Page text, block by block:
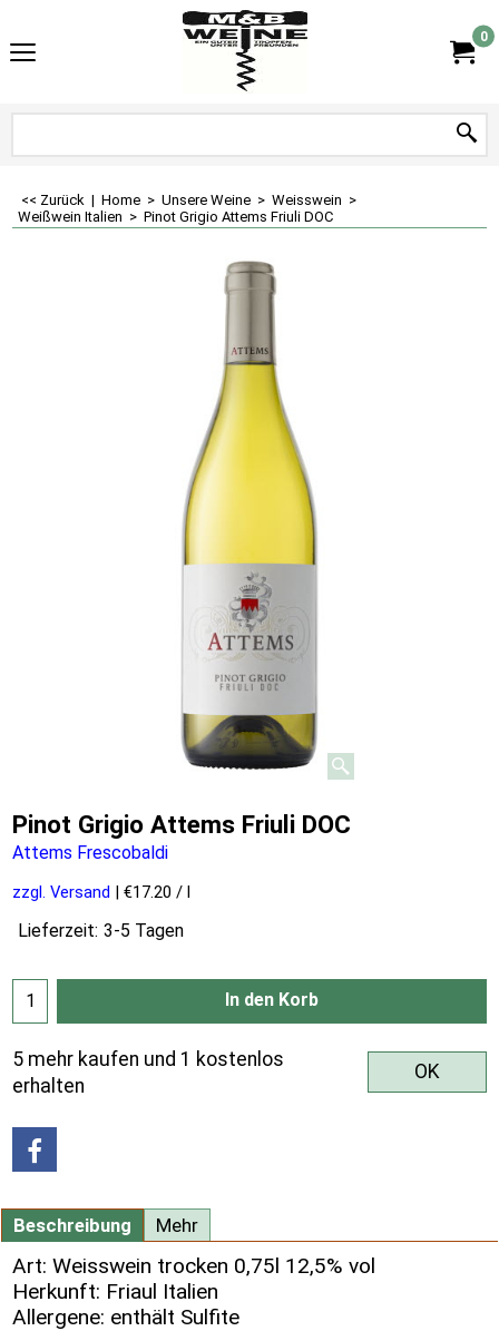
0
<< Zurück | Home > Unsere Weine > Weisswein >
Weißwein Italien > Pinot Grigio Attems Friuli DOC
Pinot Grigio Attems Friuli DOC
Attems Frescobaldi
zzgl. Versand €17.20 / l
Lieferzeit: 3-5 Tagen
In den Korb
5 mehr kaufen und 1 kostenlos
erhalten
OK
Beschreibung Mehr
Art: Weisswein trocken 0,75l 12,5% vol
Herkunft: Friaul Italien
Allergene: enthält Sulfite